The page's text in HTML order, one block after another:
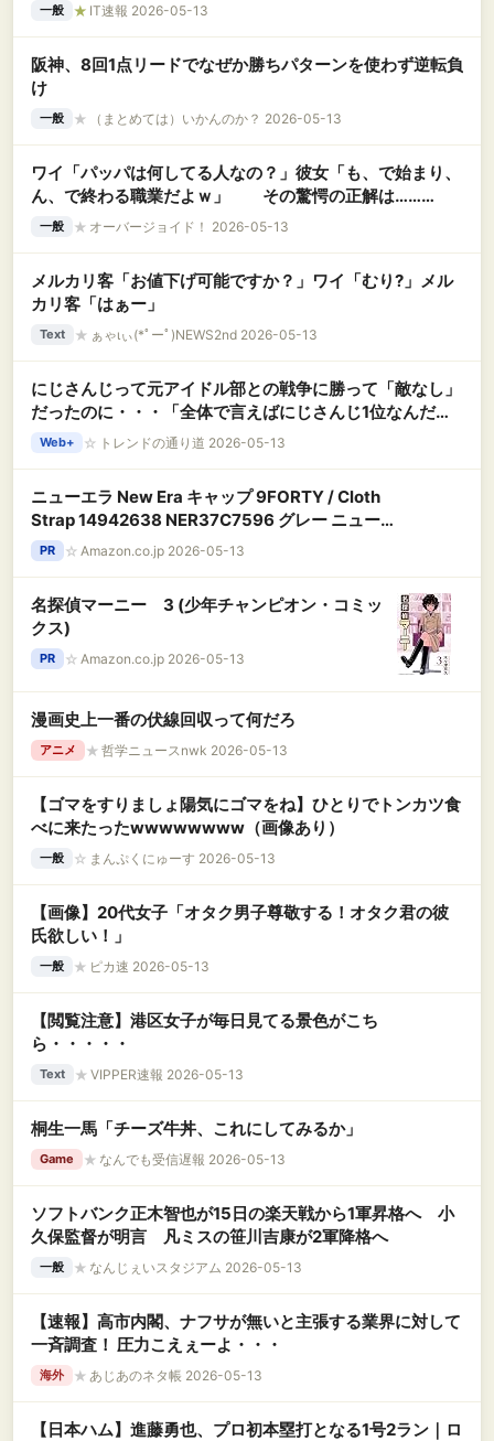
一般 ★ IT速報 2026-05-13
阪神、8回1点リードでなぜか勝ちパターンを使わず逆転負
け
一般 ★ （まとめては）いかんのか？ 2026-05-13
ワイ「パッパは何してる人なの？」彼女「も、で始まり、
ん、で終わる職業だよｗ」 その驚愕の正解は………
一般 ★ オーバージョイド！ 2026-05-13
メルカリ客「お値下げ可能ですか？」ワイ「むり?」メル
カリ客「はぁー」
Text ★ ぁゃιぃ(*ﾟーﾟ)NEWS2nd 2026-05-13
にじさんじって元アイドル部との戦争に勝って「敵なし」
だったのに・・・「全体で言えばにじさんじ1位なんだ
が・・・、何故か全てホロライブも持ってかれる」
Web+ ☆ トレンドの通り道 2026-05-13
ニューエラ New Era キャップ 9FORTY / Cloth
Strap 14942638 NER37C7596 グレー ニューエ
ラキャップ ラインストーン Rhinestone メンズ
レディース 帽子 9フォーティー男女兼用ユニセッ
種類 940 にゅーえらー 深め お出かけ紫外線カッ
ト 流行トレンドデザイン FREE
PR ☆ Amazon.co.jp 2026-05-13
名探偵マーニー 3 (少年チャンピオン・コミッ
クス)
PR ☆ Amazon.co.jp 2026-05-13
漫画史上一番の伏線回収って何だろ
アニメ ★ 哲学ニュースnwk 2026-05-13
【ゴマをすりましょ陽気にゴマをね】ひとりでトンカツ食
べに来たったwwwwwwww（画像あり）
一般 ☆ まんぷくにゅーす 2026-05-13
【画像】20代女子「オタク男子尊敬する！オタク君の彼
氏欲しい！」
一般 ★ ピカ速 2026-05-13
【閲覧注意】港区女子が毎日見てる景色がこち
ら・・・・・
Text ★ VIPPER速報 2026-05-13
桐生一馬「チーズ牛丼、これにしてみるか」
Game ★ なんでも受信遅報 2026-05-13
ソフトバンク正木智也が15日の楽天戦から1軍昇格へ 小
久保監督が明言 凡ミスの笹川吉康が2軍降格へ
一般 ★ なんじぇいスタジアム 2026-05-13
【速報】高市内閣、ナフサが無いと主張する業界に対して
一斉調査！ 圧力こえぇーよ・・・
海外 ★ あじあのネタ帳 2026-05-13
【日本ハム】進藤勇也、プロ初本塁打となる1号2ラン｜ロ